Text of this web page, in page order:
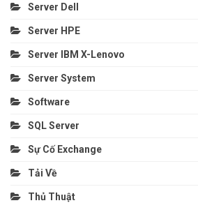
Server Dell
Server HPE
Server IBM X-Lenovo
Server System
Software
SQL Server
Sự Cố Exchange
Tải Về
Thủ Thuật